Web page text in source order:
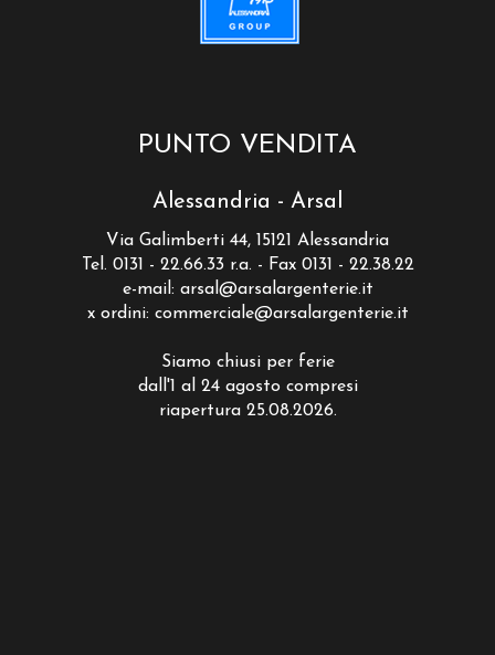
PUNTO VENDITA
Alessandria - Arsal
Via Galimberti 44, 15121 Alessandria
Tel. 0131 - 22.66.33 r.a. - Fax 0131 - 22.38.22
e-mail: arsal@arsalargenterie.it
x ordini: commerciale@arsalargenterie.it
Siamo chiusi per ferie
dall'1 al 24 agosto compresi
riapertura 25.08.2026.